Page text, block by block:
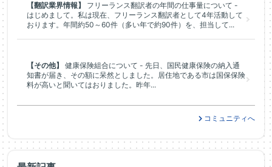
【翻訳業界情報】
フリーランス翻訳者の年間の仕事量について -
はじめまして。私は現在、フリーランス翻訳者として4年活動して
おります。年間約50～60件（多い年で約90件）を、担当して...
【その他】
健康保険組合について - 先日、国民健康保険の納入通
知書が届き、その額に呆然としました。居住地である市は国保保険
料が高いと聞いてはおりました。昨年...
コミュニティへ